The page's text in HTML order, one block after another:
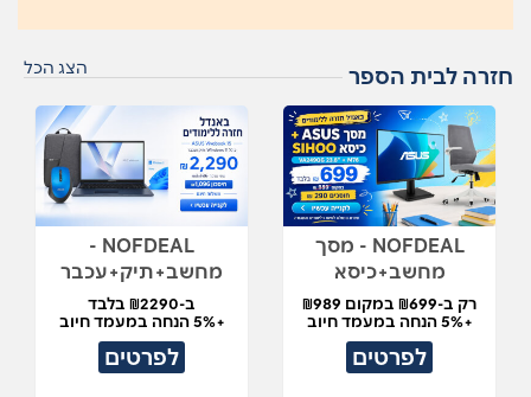
חזרה לבית הספר הצג הכל
NOFDEAL - מסך
מחשב+כיסא
רק ב-₪699 במקום ₪989
+5% הנחה במעמד חיוב
לפרטים
NOFDEAL -
מחשב+תיק+עכבר
ב-₪2290 בלבד
+5% הנחה במעמד חיוב
לפרטים